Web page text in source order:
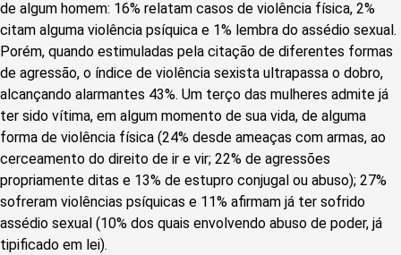
de algum homem: 16% relatam casos de violência física, 2%
citam alguma violência psíquica e 1% lembra do assédio sexual.
Porém, quando estimuladas pela citação de diferentes formas
de agressão, o índice de violência sexista ultrapassa o dobro,
alcançando alarmantes 43%. Um terço das mulheres admite já
ter sido vítima, em algum momento de sua vida, de alguma
forma de violência física (24% desde ameaças com armas, ao
cerceamento do direito de ir e vir; 22% de agressões
propriamente ditas e 13% de estupro conjugal ou abuso); 27%
sofreram violências psíquicas e 11% afirmam já ter sofrido
assédio sexual (10% dos quais envolvendo abuso de poder, já
tipificado em lei).